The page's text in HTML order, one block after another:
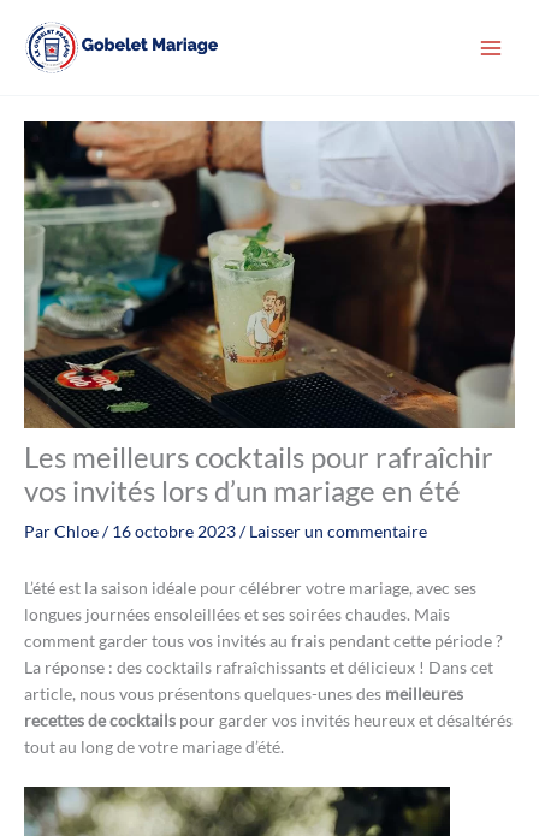
contenu
Les meilleurs cocktails pour rafraîchir
vos invités lors d’un mariage en été
ParChloe/16 octobre 2023/Laisser un commentaire
L’été est la saison idéale pour célébrer votre mariage, avec ses
longues journées ensoleillées et ses soirées chaudes. Mais
comment garder tous vos invités au frais pendant cette période ?
La réponse : des cocktails rafraîchissants et délicieux ! Dans cet
article, nous vous présentons quelques-unes des meilleures
recettes de cocktails pour garder vos invités heureux et désaltérés
tout au long de votre mariage d’été.